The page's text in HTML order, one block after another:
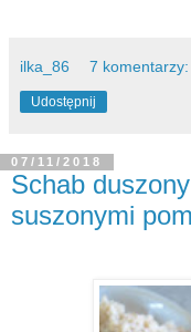
ilka_86 7 komentarzy:
Udostępnij
07/11/2018
Schab
suszonymi